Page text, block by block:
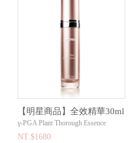
【明星商品】全效精華30ml
γ-PGA Plant Thorough Essence
NT.$1680